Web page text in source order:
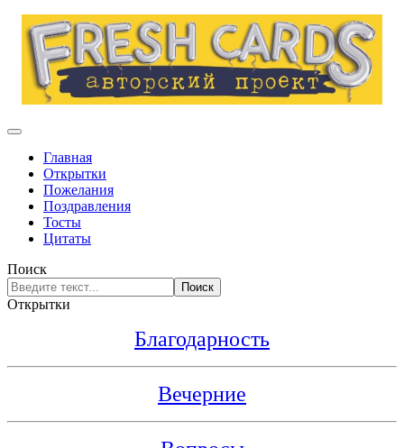
Главная
Открытки
Пожелания
Поздравления
Тосты
Цитаты
Поиск
Поиск
Открытки
Благодарность
Вечерние